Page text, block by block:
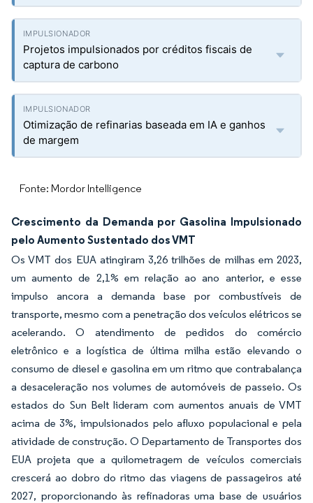
Projetos impulsionados por créditos fiscais de
captura de carbono
Otimização de refinarias baseada em IA e ganhos
de margem
Fonte: Mordor Intelligence
Crescimento da Demanda por Gasolina Impulsionado
pelo Aumento Sustentado dos VMT
Os VMT dos EUA atingiram 3,26 trilhões de milhas em 2023,
um aumento de 2,1% em relação ao ano anterior, e esse
impulso ancora a demanda base por combustíveis de
transporte, mesmo com a penetração dos veículos elétricos se
acelerando. O atendimento de pedidos do comércio
eletrônico e a logística de última milha estão elevando o
consumo de diesel e gasolina em um ritmo que contrabalança
a desaceleração nos volumes de automóveis de passeio. Os
estados do Sun Belt lideram com aumentos anuais de VMT
acima de 3%, impulsionados pelo afluxo populacional e pela
atividade de construção. O Departamento de Transportes dos
EUA projeta que a quilometragem de veículos comerciais
crescerá ao dobro do ritmo das viagens de passageiros até
2027, proporcionando às refinadoras uma base de usuários